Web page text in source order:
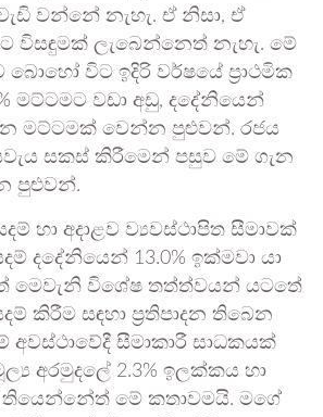
වන්නේ නැහැ. ඒ නිසා, ඒ
විසඳුමක් ලැබෙන්නෙත් නැහැ. මේ
බොහෝ විට ඉදිරි වර්ෂයේ ප්‍රාථමික
මට්ටමට වඩා අඩු, දදේනියෙන්
මට්ටමක් වෙන්න පුළුවන්. රජය
සකස් කිරීමෙන් පසුව මේ ගැන
පුළුවන්.
හා අදාළව ව්‍යවස්ථාපිත සීමාවක්
දදේනියෙන් 13.0% ඉක්මවා යා
මෙවැනි විශේෂ තත්ත්වයන් යටතේ
කිරීම සඳහා ප්‍රතිපාදන තිබෙන
අවස්ථාවේදී සීමාකාරී සාධකයක්
අරමුදලේ 2.3% ඉලක්කය හා
මේ කතාවමයි. මගේ